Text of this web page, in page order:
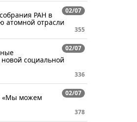
02/07
РАН в
атомной отрасли
355
02/07
социальной
336
02/07
«Мы можем
378